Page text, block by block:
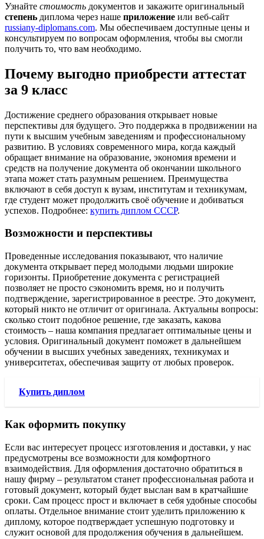
Узнайте стоимость документов и закажите оригинальный
степень диплома через наше приложение или веб-сайт
russiany-diplomans.com. Мы обеспечиваем доступные цены и
консультируем по вопросам оформления, чтобы вы смогли
получить то, что вам необходимо.
Почему выгодно приобрести аттестат
за 9 класс
Достижение среднего образования открывает новые
перспективы для будущего. Это поддержка в продвижении на
пути к высшим учебным заведениям и профессиональному
развитию. В условиях современного мира, когда каждый
обращает внимание на образование, экономия времени и
средств на получение документа об окончании школьного
этапа может стать разумным решением. Преимущества
включают в себя доступ к вузам, институтам и техникумам,
где студент может продолжить своё обучение и добиваться
успехов. Подробнее: купить диплом СССР.
Возможности и перспективы
Проведенные исследования показывают, что наличие
документа открывает перед молодыми людьми широкие
горизонты. Приобретение документа с регистрацией
позволяет не просто сэкономить время, но и получить
подтверждение, зарегистрированное в реестре. Это документ,
который никто не отличит от оригинала. Актуальны вопросы:
сколько стоит подобное решение, где заказать, какова
стоимость – наша компания предлагает оптимальные цены и
условия. Оригинальный документ поможет в дальнейшем
обучении в высших учебных заведениях, техникумах и
университетах, обеспечивая защиту от любых проверок.
Купить диплом
Как оформить покупку
Если вас интересует процесс изготовления и доставки, у нас
предусмотрены все возможности для комфортного
взаимодействия. Для оформления достаточно обратиться в
нашу фирму – результатом станет профессиональная работа и
готовый документ, который будет выслан вам в кратчайшие
сроки. Сам процесс прост и включает в себя удобные способы
оплаты. Отдельное внимание стоит уделить приложению к
диплому, которое подтверждает успешную подготовку и
служит основой для продолжения обучения в дальнейшем.